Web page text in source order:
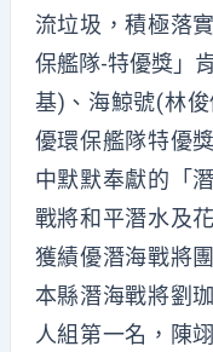
流垃圾，積極落
保艦隊-特優獎」
基)、海鯨號(林
優環保艦隊特優
中默默奉獻的「
戰將和平潛水及
獲績優潛海戰將
本縣潛海戰將劉
人組第一名，陳